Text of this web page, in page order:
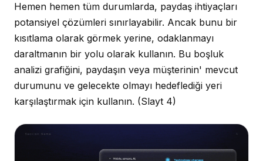
Hemen hemen tüm durumlarda, paydaş ihtiyaçları
potansiyel çözümleri sınırlayabilir. Ancak bunu bir
kısıtlama olarak görmek yerine, odaklanmayı
daraltmanın bir yolu olarak kullanın. Bu boşluk
analizi grafiğini, paydaşın veya müşterinin' mevcut
durumunu ve gelecekte olmayı hedeflediği yeri
karşılaştırmak için kullanın. (Slayt 4)